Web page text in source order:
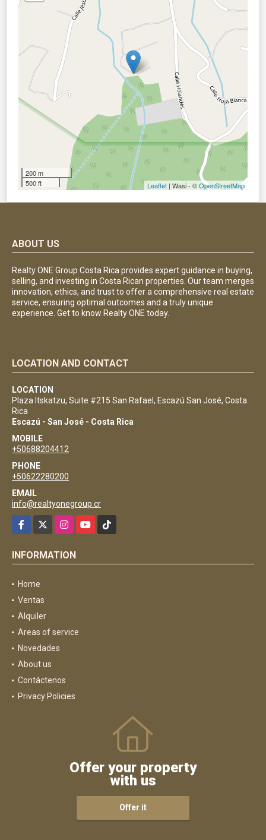
200 m
500 ft
Leaflet | Wasi - ©OpenStreetMap
ABOUT US
Realty ONE Group Costa Rica provides expert guidance in buying,
selling, and investing in Costa Rican properties. Our team merges
innovation, ethics, and trust to offer a comprehensive real estate
service, ensuring optimal outcomes and a truly unique
experience. Get to know Realty ONE today.
LOCATION AND CONTACT
LOCATION
Plaza Itskatzu, Suite #215 San Rafael, Escazú San José, Costa
Rica
Escazú - San José - Costa Rica
MOBILE
+50688204412
PHONE
+50622280200
EMAIL
info@realtyonegroup.cr
Facebook
InstagramYouTubeTikTok
INFORMATION
Home
Ventas
Alquiler
Areas of service
Novedades
About us
Contáctenos
Privacy Policies
Offer your property
with us
Offer it